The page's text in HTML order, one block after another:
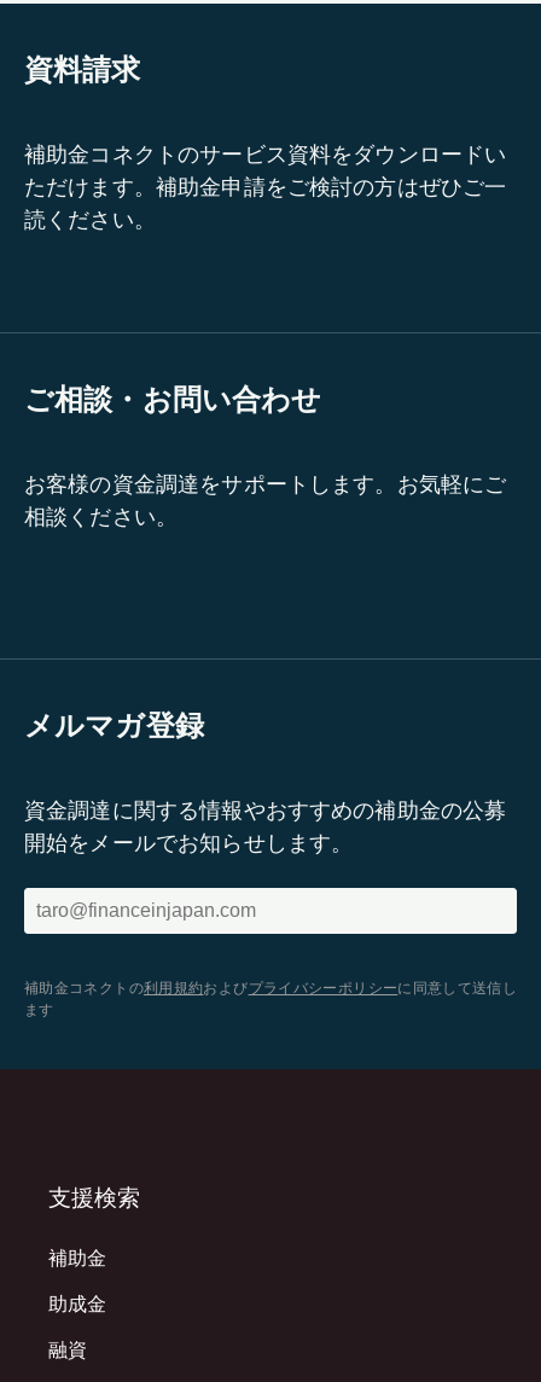
資料請求
補助金コネクトのサービス資料をダウンロードい
ただけます。補助金申請をご検討の方はぜひご一
読ください。
ご相談・お問い合わせ
お客様の資金調達をサポートします。お気軽にご
相談ください。
メルマガ登録
資金調達に関する情報やおすすめの補助金の公募
開始をメールでお知らせします。
補助金コネクトの利用規約およびプライバシーポリシーに同意して送信し
ます
支援検索
補助金
助成金
融資